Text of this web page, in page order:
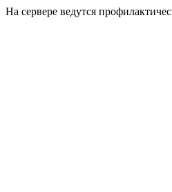
На сервере ведутся